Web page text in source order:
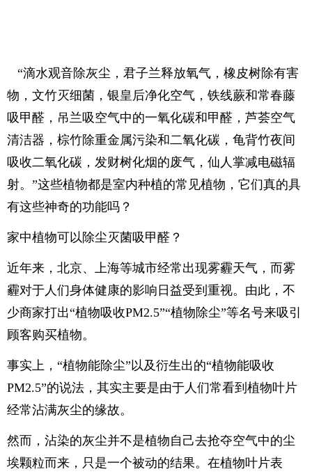
“滴水观音除灰尘，君子兰释放氧气，橡皮树除有害
物，文竹灭细菌，银皇后净化空气，铁线蕨和常春藤
吸甲醛，吊兰吸空气中的一氧化碳和甲醛，芦荟空气
清洁器，棕竹除重金属污染和二氧化碳，龟背竹夜间
吸收二氧化碳，发财树化烟的废气，仙人掌减电磁辐
射。”这些植物都是室内种植的常见植物，它们真的具
有这些神奇的功能吗？
家中植物可以除尘灭菌吸甲醛？
近年来，北京、上海等城市经常出现雾霾天气，而雾
霾对于人们身体健康的影响日益受到重视。由此，不
少商家打出“植物吸收PM2.5”“植物除尘”等名号来吸引
顾客购买植物。
事实上，“植物能除尘”以及衍生出的“植物能吸收
PM2.5”的说法，其实主要是由于人们常看到植物叶片
经常沾满灰尘的缘故。
然而，沾染的灰尘并不是植物自己去抢夺空气中的尘
埃颗粒而来，只是一个被动的结果。在植物叶片表